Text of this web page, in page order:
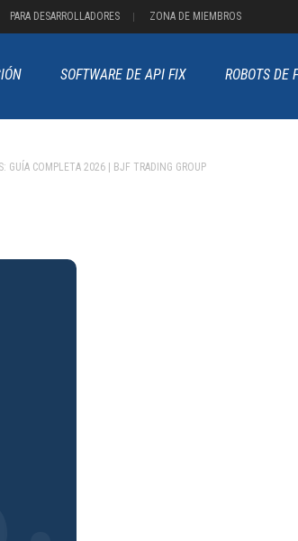
PARA DESARROLLADORES ZONA DE MIEMBROS
SOFTWARE DE API FIX ROBOTS DE
GUÍA COMPLETA 2026 | BJF TRADING GROUP